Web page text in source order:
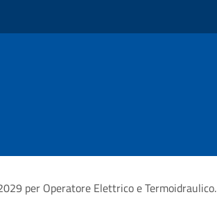
per Operatore Elettrico e Termoidraulico.